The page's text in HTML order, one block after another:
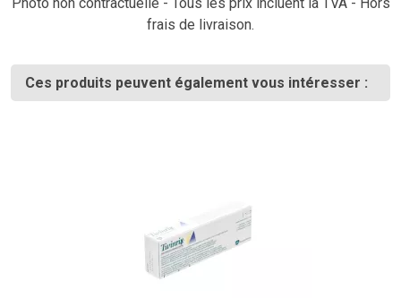
Photo non contractuelle - Tous les prix incluent la TVA - Hors
frais de livraison.
Ces produits peuvent également vous intéresser :